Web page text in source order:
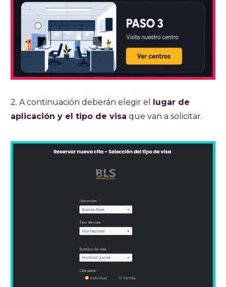
2. A continuación deberán elegir el lugar de
aplicación y el tipo de visa que van a solicitar.